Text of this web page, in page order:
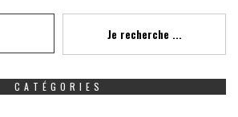
Je recherche ...
CATÉGORIES